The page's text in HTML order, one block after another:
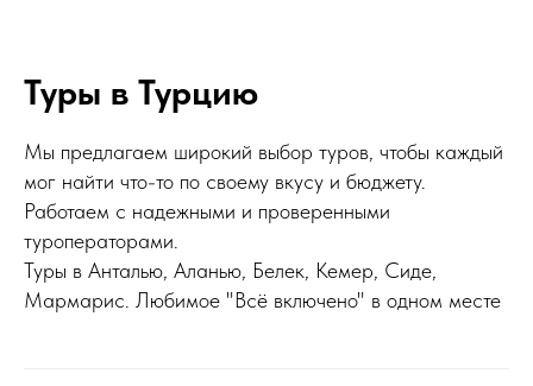
Туры в Турцию
Мы предлагаем широкий выбор туров, чтобы каждый
мог найти что-то по своему вкусу и бюджету.
Работаем с надежными и проверенными
туроператорами.
Туры в Анталью, Аланью, Белек, Кемер, Сиде,
Мармарис. Любимое "Всё включено" в одном месте